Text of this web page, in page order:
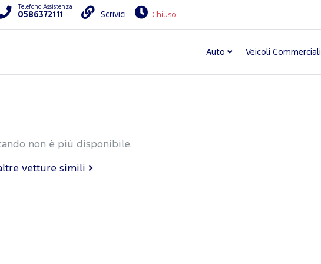
Telefono Assistenza
0586372111 Scrivici Chiuso
Auto Veicoli Commerciali
non è più disponibile.
vetture simili